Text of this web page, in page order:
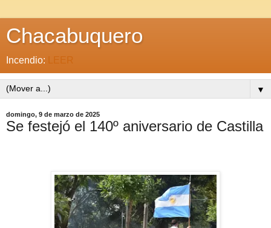
Chacabuquero
Incendio: LEER
▼
domingo, 9 de marzo de 2025
Se festejó el 140º aniversario de Castilla